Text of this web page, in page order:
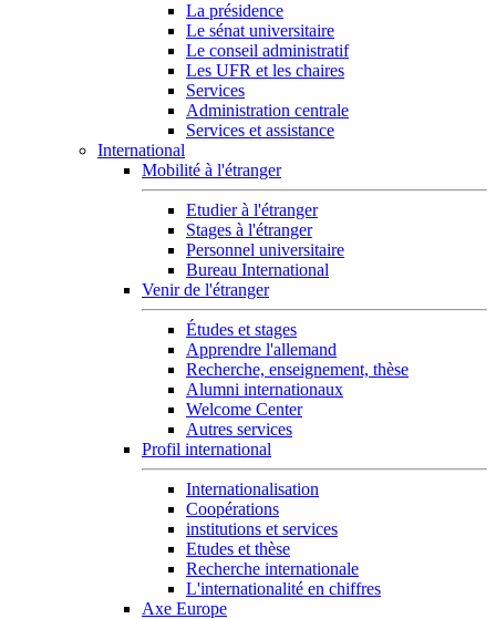
La présidence
Le sénat universitaire
Le conseil administratif
Les UFR et les chaires
Services
Administration centrale
Services et assistance
International
Mobilité à l'étranger
Etudier à l'étranger
Stages à l'étranger
Personnel universitaire
Bureau International
Venir de l'étranger
Études et stages
Apprendre l'allemand
Recherche, enseignement, thèse
Alumni internationaux
Welcome Center
Autres services
Profil international
Internationalisation
Coopérations
institutions et services
Etudes et thèse
Recherche internationale
L'internationalité en chiffres
Axe Europe